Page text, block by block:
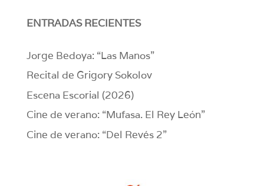
ENTRADAS RECIENTES
Jorge Bedoya: “Las Manos”
Recital de Grigory Sokolov
Escena Escorial (2026)
Cine de verano: “Mufasa. El Rey León”
Cine de verano: “Del Revés 2”